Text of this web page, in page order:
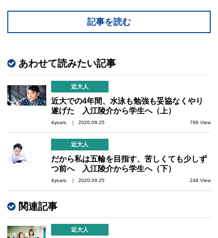
記事を読む
あわせて読みたい記事
近大人
近大での4年間、水泳も勉強も妥協なくやり
遂げた 入江陵介から学生へ（上）
4years. ｜ 2020.09.25 798 View
近大人
だから私は五輪を目指す、苦しくても少しず
つ前へ 入江陵介から学生へ（下）
4years. ｜ 2020.09.25 248 View
関連記事
近大人